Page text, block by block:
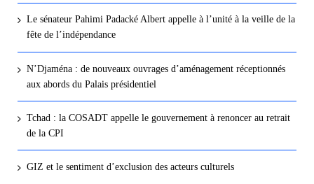
Le sénateur Pahimi Padacké Albert appelle à l’unité à la veille de la
fête de l’indépendance
N’Djaména : de nouveaux ouvrages d’aménagement réceptionnés
aux abords du Palais présidentiel
Tchad : la COSADT appelle le gouvernement à renoncer au retrait
de la CPI
GIZ et le sentiment d’exclusion des acteurs culturels